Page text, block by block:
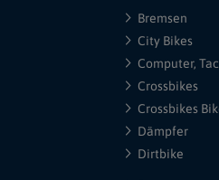
Bremsen
City Bikes
Computer,
Crossbikes
Crossbikes
Dämpfer
Dirtbike